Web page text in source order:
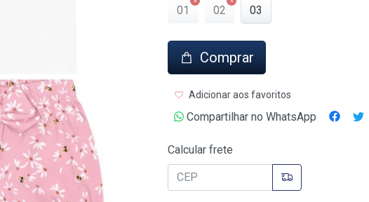
01 02 03
Comprar
Adicionar aos favoritos
Compartilhar no WhatsApp
Calcular frete